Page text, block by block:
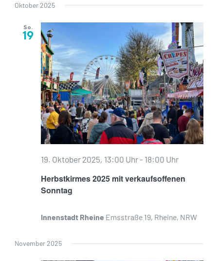
Oktober 2025
So.
19
Herbstkirmes 2025 mit verkaufsoffenen
Sonntag
19. Oktober 2025, 13:00 Uhr- 18:00 Uhr
Innenstadt Rheine Emsstraße 19, Rheine, NRW
November 2025